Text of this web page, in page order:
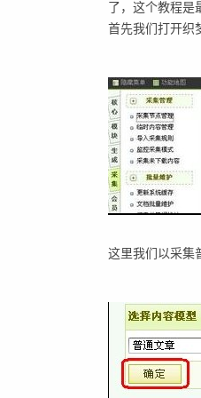
了，这个教程是
首先我们打开
这里我们以采集